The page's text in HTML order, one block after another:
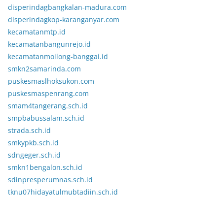
disperindagbangkalan-madura.com
disperindagkop-karanganyar.com
kecamatanmtp.id
kecamatanbangunrejo.id
kecamatanmoilong-banggai.id
smkn2samarinda.com
puskesmaslhoksukon.com
puskesmaspenrang.com
smam4tangerang.sch.id
smpbabussalam.sch.id
strada.sch.id
smkypkb.sch.id
sdngeger.sch.id
smkn1bengalon.sch.id
sdinpresperumnas.sch.id
tknu07hidayatulmubtadiin.sch.id